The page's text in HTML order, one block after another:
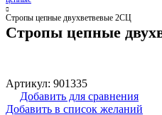
Стропы цепные двухветвевые 2СЦ
Стропы цепные
Артикул: 901335
Добавить для сравнения
Добавить в список желаний